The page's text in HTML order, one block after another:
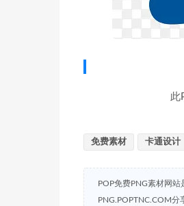
此
免费素材 卡通设计
POP免费PNG素材网
PNG.POPTNC.COM